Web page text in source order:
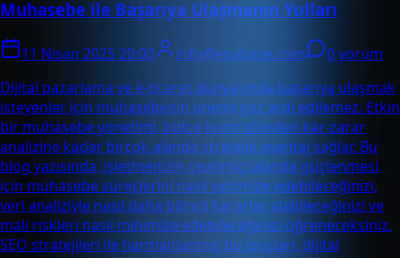
Muhasebe ile Başarıya Ulaşmanın Yolları
11 Nisan 2025 20:00 info@enabase.com
0 yorum
Dijital pazarlama ve e-ticaret dünyasında başarıya ulaşmak
isteyenler için muhasebenin önemi göz ardı edilemez. Etkin
bir muhasebe yönetimi, bütçe kontrolünden kar-zarar
analizine kadar birçok alanda stratejik avantaj sağlar. Bu
blog yazısında, işletmenizin çevrimiçi alanda güçlenmesi
için muhasebe süreçlerini nasıl optimize edebileceğinizi,
veri analiziyle nasıl daha bilinçli kararlar alabileceğinizi ve
mali riskleri nasıl minimize edebileceğinizi öğreneceksiniz.
SEO stratejileri ile harmanlanmış bu ipuçları, dijital